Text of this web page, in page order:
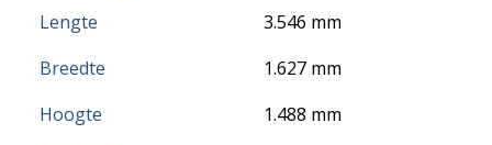
Lengte
3.546 mm
Breedte
1.627 mm
Hoogte
1.488 mm